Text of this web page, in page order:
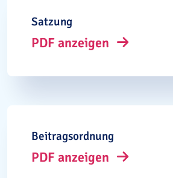
Satzung
PDF anzeigen
Beitragsordnung
PDF anzeigen